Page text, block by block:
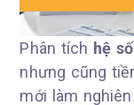
Phân tích hệ
nhưng cũng
mới làm